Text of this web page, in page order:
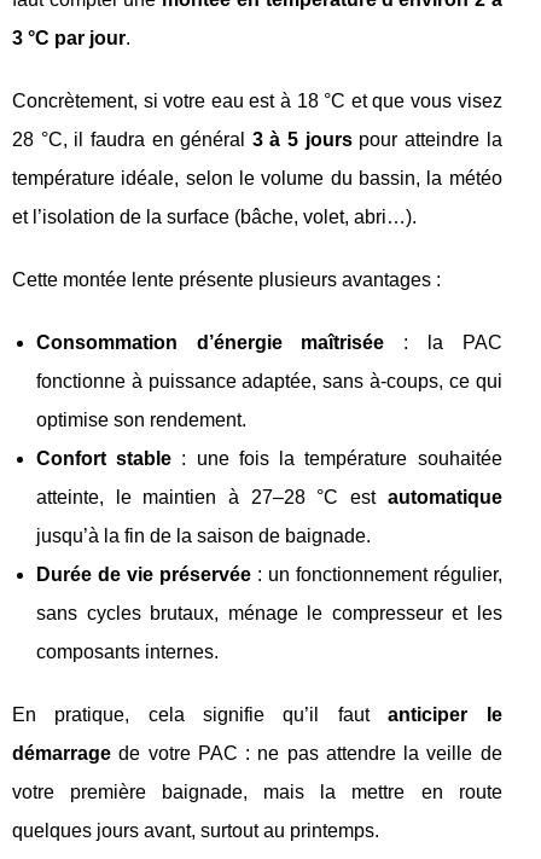
3 °C par jour.
Concrètement, si votre eau est à 18 °C et que vous visez
28 °C, il faudra en général 3 à 5 jourspour atteindre la
température idéale, selon le volume du bassin, la météo
et l’isolation de la surface (bâche, volet, abri…).
Cette montée lente présente plusieurs avantages :
Consommation d’énergie maîtrisée : la PAC
fonctionne à puissance adaptée, sans à‑coups, ce qui
optimise son rendement.
Confort stable : une fois la température souhaitée
atteinte, le maintien à 27–28 °C est automatique
jusqu’à la fin de la saison de baignade.
Durée de vie préservée: un fonctionnement régulier,
sans cycles brutaux, ménage le compresseur et les
composants internes.
En pratique, cela signifie qu’il fautanticiper le
démarrage de votre PAC : ne pas attendre la veille de
votre première baignade, mais la mettre en route
quelques jours avant, surtout au printemps.